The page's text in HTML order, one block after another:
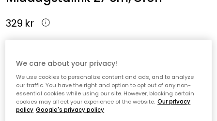
329 kr
ikoniska Blue Italian-designen omtolkad i en djup, sofistikerad
grön färg.
Lägg i varukorgen
We care about your privacy!
We use cookies to personalize content and ads, and to analyze
our traffic. You have the right and option to opt out of any non-
essential cookies while using our site. However, blocking certain
cookies may affect your experience of the website. Our privacy
policy Google's privacy policy